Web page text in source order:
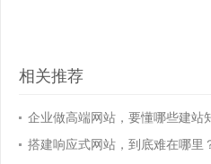
相关推荐
企业做高端网站，要懂哪些建站
搭建响应式网站，到底难在哪里